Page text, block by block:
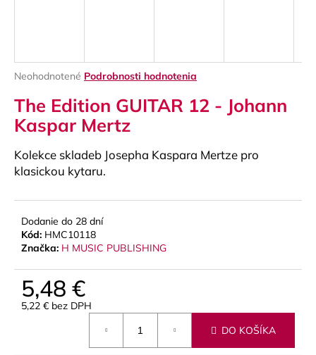
Priemerné
produktu
je
0,0
5
hviezdičiek.
Neohodnotené Podrobnosti hodnotenia
The Edition GUITAR 12 - Johann
Kaspar Mertz
Kolekce skladeb Josepha Kaspara Mertze pro
klasickou kytaru.
Dodanie do 28 dní
Kód: HMC10118
Značka: H MUSIC PUBLISHING
5,48 €
5,22 € bez DPH
DO KOŠÍKA
ť
HĽADAŤ
O
d
p
o
ú